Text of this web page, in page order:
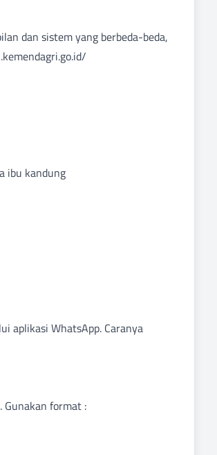
dan sistem yang berbeda-beda,
ibu kandung
aplikasi WhatsApp. Caranya
format :